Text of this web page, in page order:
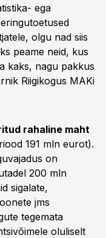
ega
olgu nad siis
peame neid, kus
kaks, nagu pakkus
Riigikogus MAKi
rahaline maht
191 mln eurot).
on
200 mln
sigalate,
jms
tegemata
oluliselt